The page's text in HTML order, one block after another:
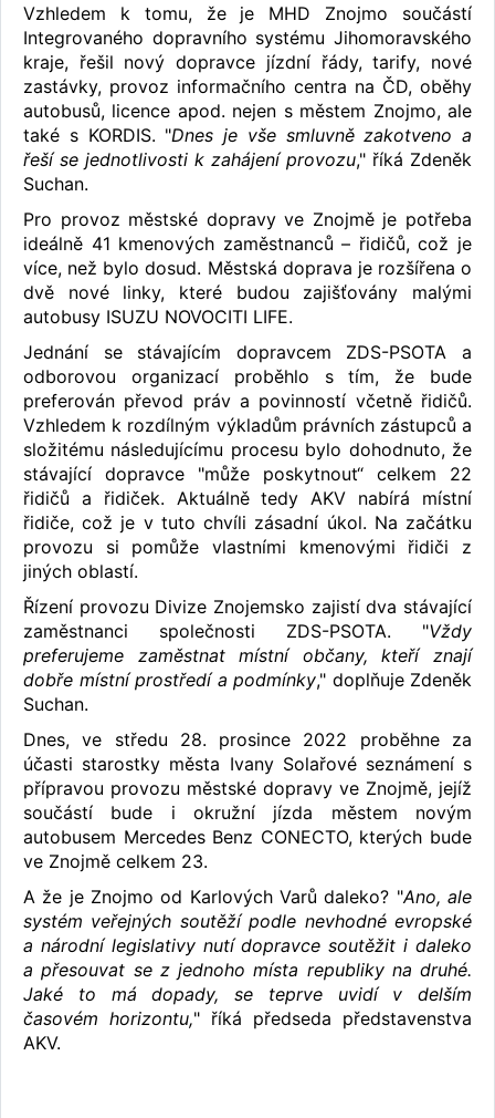
Vzhledem k tomu, že je MHD Znojmo součástí
Integrovaného dopravního systému Jihomoravského
kraje, řešil nový dopravce jízdní řády, tarify, nové
zastávky, provoz informačního centra na ČD, oběhy
autobusů, licence apod. nejen s městem Znojmo, ale
také s KORDIS. "Dnes je vše smluvně zakotveno a
řeší se jednotlivosti k zahájení provozu," říká Zdeněk
Suchan.
Pro provoz městské dopravy ve Znojmě je potřeba
ideálně 41 kmenových zaměstnanců – řidičů, což je
více, než bylo dosud. Městská doprava je rozšířena o
dvě nové linky, které budou zajišťovány malými
autobusy ISUZU NOVOCITI LIFE.
Jednání se stávajícím dopravcem ZDS-PSOTA a
odborovou organizací proběhlo s tím, že bude
preferován převod práv a povinností včetně řidičů.
Vzhledem k rozdílným výkladům právních zástupců a
složitému následujícímu procesu bylo dohodnuto, že
stávající dopravce "může poskytnout“ celkem 22
řidičů a řidiček. Aktuálně tedy AKV nabírá místní
řidiče, což je v tuto chvíli zásadní úkol. Na začátku
provozu si pomůže vlastními kmenovými řidiči z
jiných oblastí.
Řízení provozu Divize Znojemsko zajistí dva stávající
zaměstnanci společnosti ZDS-PSOTA. "Vždy
preferujeme zaměstnat místní občany, kteří znají
dobře místní prostředí a podmínky," doplňuje Zdeněk
Suchan.
Dnes, ve středu 28. prosince 2022 proběhne za
účasti starostky města Ivany Solařové seznámení s
přípravou provozu městské dopravy ve Znojmě, jejíž
součástí bude i okružní jízda městem novým
autobusem Mercedes Benz CONECTO, kterých bude
ve Znojmě celkem 23.
A že je Znojmo od Karlových Varů daleko? "Ano, ale
systém veřejných soutěží podle nevhodné evropské
a národní legislativy nutí dopravce soutěžit i daleko
a přesouvat se z jednoho místa republiky na druhé.
Jaké to má dopady, se teprve uvidí v delším
časovém horizontu," říká předseda představenstva
AKV.